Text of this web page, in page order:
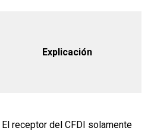
Explicación
El receptor del CFDI solamente